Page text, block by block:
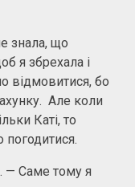
знала, що
я збрехала і
відмовитися, бо
Але коли
Каті, то
погодитися.
— Саме тому я